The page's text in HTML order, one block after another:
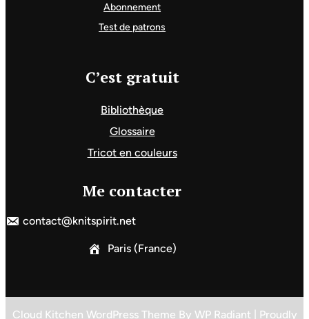
Abonnement
Test de patrons
C’est gratuit
Bibliothèque
Glossaire
Tricot en couleurs
Me contacter
contact@knitspirit.net
Paris (France)
Cloud Kitchen WordPress Theme By WP Radiant | Proudly